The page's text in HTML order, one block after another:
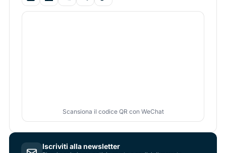
Scansiona il codice QR con WeChat
Iscriviti alla newsletter